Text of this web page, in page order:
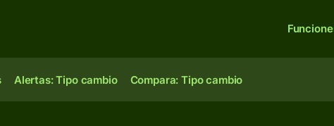
Alertas: Tipo cambio Compara: Tipo cambio